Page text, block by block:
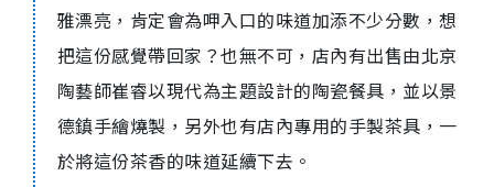
雅漂亮，肯定會為呷入口的味道加添不少分數，想
把這份感覺帶回家？也無不可，店內有出售由北京
陶藝師崔睿以現代為主題設計的陶瓷餐具，並以景
德鎮手繪燒製，另外也有店內專用的手製茶具，一
於將這份茶香的味道延續下去。